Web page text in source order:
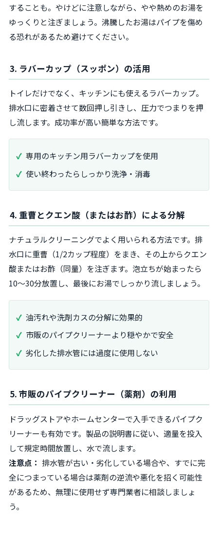
することも。やけどに注意しながら、やや熱めのお湯を
ゆっくりと注ぎましょう。沸騰したお湯はパイプを傷め
る恐れがあるため避けてください。
3. ラバーカップ（スッポン）の活用
トイレだけでなく、キッチンにも使えるラバーカップ。
排水口に密着させて数回押し引きし、圧力でつまりを押
し流します。成功率が高い簡単な方法です。
専用のキッチン用ラバーカップを使用
使い終わったらしっかり洗浄・消毒
4. 重曹とクエン酸（またはお酢）による分解
ナチュラルクリーニングでよく用いられる方法です。排
水口に重曹（1/2カップ程度）をまき、その上からクエン
酸またはお酢（同量）を注ぎます。泡立ちが始まったら
10～30分放置し、最後にお湯でしっかり流しましょう。
油汚れや洗剤カスの分解に効果的
市販のパイプクリーナーより穏やかで安全
劣化した排水管には過度に使用しない
5. 市販のパイプクリーナー（薬剤）の利用
ドラッグストアやホームセンターで入手できるパイプク
リーナーも有効です。製品の説明書に従い、適量を投入
して規定時間放置し、水で流します。
注意点： 排水管が古い・劣化している場合や、すでに完
全につまっている場合は薬剤の逆流や悪化を招く可能性
があるため、無理に使用せず専門業者に相談しましょ
う。